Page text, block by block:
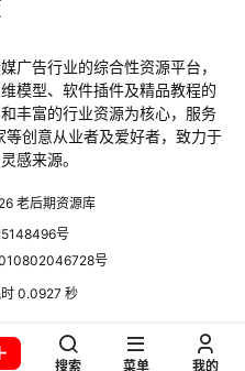
广告行业的综合性资源平台，
模型、软件插件及精品教程的
丰富的行业资源为核心，服务
创意从业者及爱好者，致力于
感来源。
老后期资源库
号
号
0.0927 秒
搜索 菜单 我的